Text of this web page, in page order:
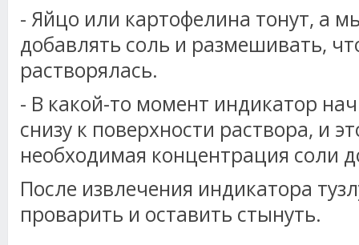
- Яйцо или картофелина тонут, а
добавлять соль и размешивать,
растворялась.
- В какой-то момент индикатор
снизу к поверхности раствора, и
необходимая концентрация соли
После извлечения индикатора
проварить и оставить стынуть.